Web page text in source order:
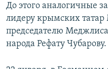
До этого аналогичные
лидеру крымских
председателю
народа Рефату Чубарову.